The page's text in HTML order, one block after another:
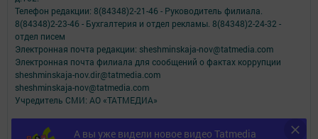
А вы уже видели новое видео Tatmedia
Телефон редакции: 8(84348)2-21-46 - Руководитель филиала.
8(84348)2-23-46 - Бухгалтерия и отдел рекламы. 8(84348)2-24-32 -
отдел писем
Электронная почта редакции: sheshminskaja-nov@tatmedia.com
Электронная почта филиала для сообщений о фактах коррупции
sheshminskaja-nov.dir@tatmedia.com
sheshminskaja-nov@tatmedia.com
Учредитель СМИ: АО «ТАТМЕДИА»
Антикоррупционная политика